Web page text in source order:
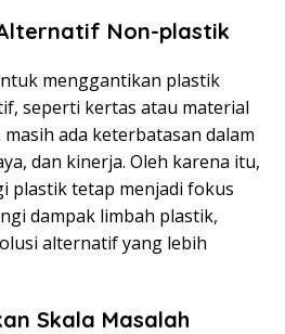
Non-plastik
menggantikan plastik
seperti kertas atau material
ada keterbatasan dalam
dan kinerja. Oleh karena itu,
plastik tetap menjadi fokus
dampak limbah plastik,
alternatif yang lebih
Skala Masalah